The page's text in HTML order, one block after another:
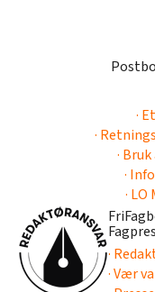
·
·
·
·
·
·
· Vær